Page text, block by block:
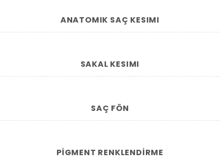
ANATOMIK SAÇ KESIMI
SAKAL KESIMI
SAÇ FÖN
PIGMENT RENKLENDIRME